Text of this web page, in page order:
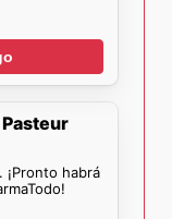
¡Pronto habrá